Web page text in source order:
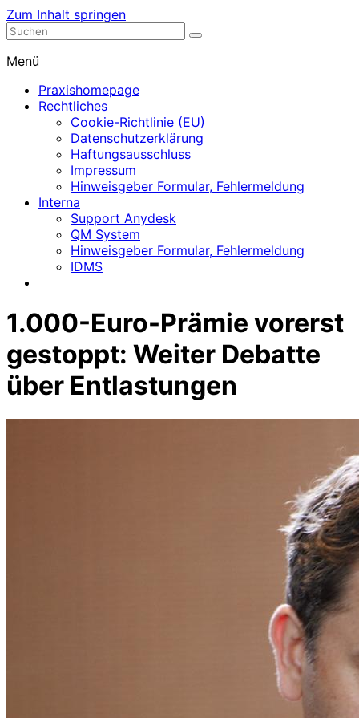
Zum Inhalt springen
Nephrologische Praxis mit Dialyse
Menü
Praxishomepage
Rechtliches
Cookie-Richtlinie (EU)
Datenschutzerklärung
Haftungsausschluss
Impressum
Hinweisgeber Formular, Fehlermeldung
Interna
Support Anydesk
QM System
Hinweisgeber Formular, Fehlermeldung
IDMS
1.000-Euro-Prämie vorerst
gestoppt: Weiter Debatte
über Entlastungen